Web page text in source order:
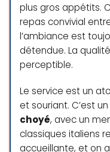
Déjeuner
Traiteur
Service au
Desserts
truly
and
plus gros appétits.
repas convivial
l’ambiance est
détendue. La
perceptible.
Le service est un
et souriant. C’est
choyé, avec un
classiques italiens
accueillante, et on